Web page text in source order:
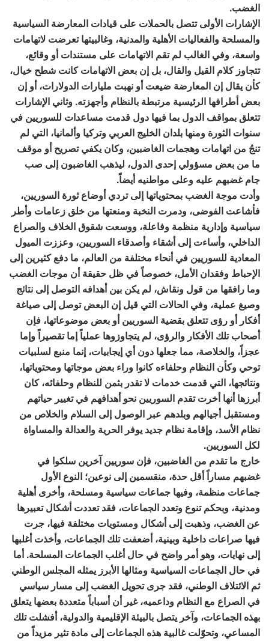
الغضب.
الإشارات الأولى تتصل بالحملات على قيادات المعارضة السياسية
والمسلحة والفعاليات الأهلية والمدنية، وغالبيتها تعرضت لاتهامات
واسعة، وفي الغالب لم تقم الاتهامات على مستندات أو وقائع،
تتجاوز كلام القيل والقال، بل إن بعض الاتهامات كانت شطح خيال،
كأن يقال إن المعارضة ضيعت أو نهبت مليارات الدولارات، أو إن
بعض أطرافها الرئيسية مرتبطة بالنظام وأجهزته. وثاني الإشارات
تتعلق بمواقف الدول بما فيها دول قدمت مساعدات للسوريين في
سنوات الثورة ومنها بلدان الخليج العربي وتركيا وألمانيا، التي لم
تنجُ من اتهامات وهجمات الغاضبين، وكان يكفي تصريح أو موقف
ما من بعض مسؤولي إحدى الدول، ليذهب الغاضبون إلى صب
جام غضبهم عليه وعلى مواطنيه أيضاً.
وأدت موجة الغضب بمحتوياتها إلى تردي أوضاع ثورة السوريين،
فأشاعت الفوضى، ودمرت النخبة ومنعتها من خلق زعامات وأطر
سياسية وإدارية منظمة وفاعلة، ووسعت شقوق الخلاف والصراع
الداخلي، وأساءت إلى أشقاء وأصدقاء السوريين، وعززت الميول
المعادية للسوريين في أنحاء مختلفة من العالم، ما دفع كثيرين إلى
الإحباط وفقدان الأمل، خصوصاً في ظل حقيقة أن موجات الغضب
وما رافقها من قول ونقاش، لم يكن بين أهدافه التوصل إلى نتائج
وصيغ عملية، وفي الحالات التي قيل إن البعض توصل إلى صياغة
أفكار أو رؤى تتعلق بقضية السوريين أو بعض موضوعاتها، فإن
أصحاب تلك الأفكار والرؤى، لم يتجاوزوها عملياً إما تقصيراً وإما
عجزاً، والخلاصة، مما جعلها دون أي إيجابيات، إنما منبع لسلبيات
توحي وكأن النظام وحلفاءه كانوا وراء بعض موجاتها ومحتوياتها،
ونتائجها، التي قدمت خدمات لا تقدر بثمن للنظام وحلفائه، كان
أبرزها أنها أخرت تقدم السوريين نحو أهدافهم في تغيير حياتهم
ومستقبل أجيالهم وبلدهم عبر الوصول إلى السلام والخلاص من
نظام الأسد، وإقامة نظام جديد يوفر الحرية والعدالة والمساواة
لكل السوريين.
خارج ما تقدم من الغاضبين، فإن سوريين آخرين سلكوا في
غضبهم مساراً أقل حدة، منقسمين إلى نوعين؛ النوع الأول
جماعات منظمة، وفيها جماعات سياسية ومسلحة، وأخرى أهلية
ومدنية، وبحكم تنوع وتعدد الجماعات، فقد تعددت أشكال تعبيرها
عن الغضب، وذهبت إلى أشكال ومستويات مختلفة فيها، جرت
فيها صراعات داخلية وبينية، أضعفت تلك الجماعات، وأخذت أغلبها
إلى نهايات، وهو أمر واضح في حال أغلب الجماعات المسلحة. أما
في حال الجماعات السياسية ومثالها الأبرز يمثله المجلس الوطني
ثم الائتلاف الوطني، فقد جرى تحويل الغضب إلى مسار سياسي
في الصراع مع النظام وداعميه، غير أن أسباباً متعددة بعضها يتعلق
بهذه الجماعات، وآخر يتصل بالبيئة الإقليمية والدولية، أفشلت تلك
المساعي، وتحوّلت غالبية هذه الجماعات إلى مادة تثير مزيداً من